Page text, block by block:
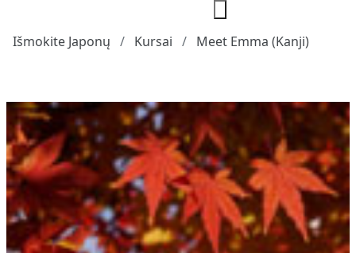
Išmokite Japonų Kursai Meet Emma (Kanji)